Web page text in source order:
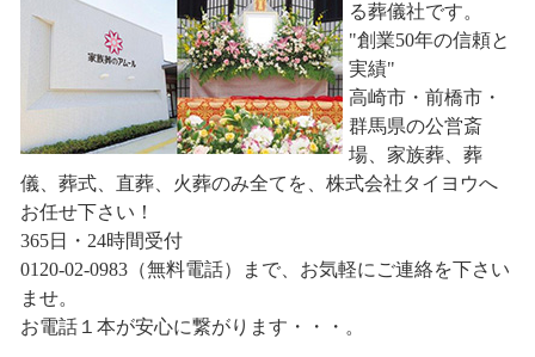
る葬儀社です。
"創業50年の信頼と
実績"
高崎市・前橋市・
群馬県の公営斎
場、家族葬、葬
儀、葬式、直葬、火葬のみ全てを、株式会社タイヨウへ
お任せ下さい！
365日・24時間受付
0120-02-0983（無料電話）まで、お気軽にご連絡を下さい
ませ。
お電話１本が安心に繋がります・・・。